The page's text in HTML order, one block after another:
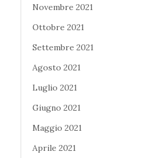
Novembre 2021
Ottobre 2021
Settembre 2021
Agosto 2021
Luglio 2021
Giugno 2021
Maggio 2021
Aprile 2021